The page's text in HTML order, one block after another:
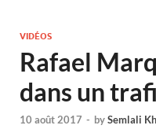
VIDÉOS
Rafael
dans un
10 août 2017 - bySemlali